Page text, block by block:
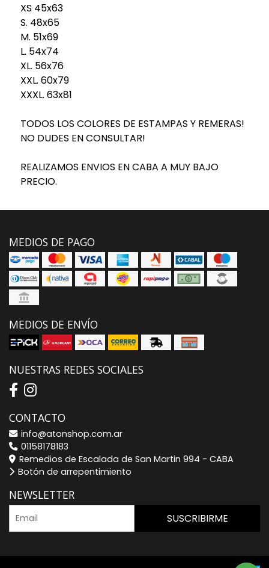
XS 45x63
S. 48x65
M. 51x69
L. 54x74
XL. 56x76
XXL. 60x79
XXXL. 63x81
TODOS LOS COLORES DE ESTAMPAS Y REMERAS!
NO DUDES EN CONSULTAR!
REALIZAMOS ENVIOS EN CABA A MUY BAJO
PRECIO.
MEDIOS DE PAGO
MEDIOS DE ENVÍO
NUESTRAS REDES SOCIALES
CONTACTO
info@atonshop.com.ar
01158178183
Remedios de Escalada de San Martin 994 - CABA
Botón de arrepentimiento
NEWSLETTER
SUSCRIBIRME